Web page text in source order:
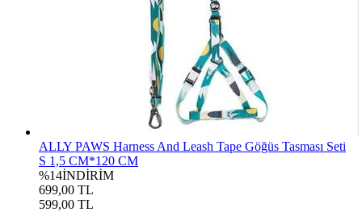
ALLY PAWS Harness And Leash Tape Göğüs Tasması Seti
S 1,5 CM*120 CM
%14İNDİRİM
699,00 TL
599,00 TL